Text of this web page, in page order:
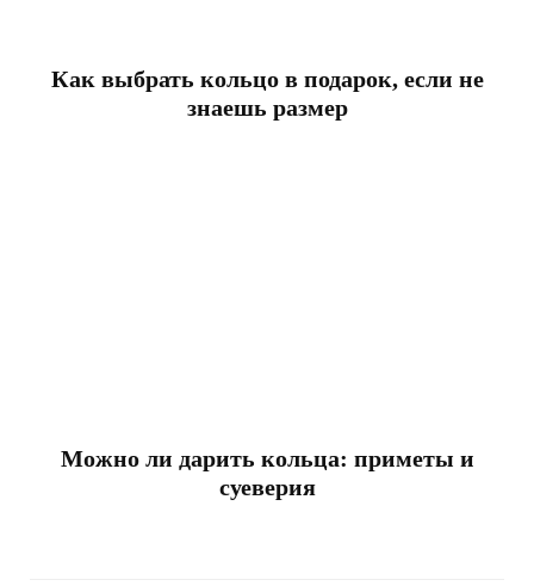
Как выбрать кольцо в подарок, если не
знаешь размер
Можно ли дарить кольца: приметы и
суеверия